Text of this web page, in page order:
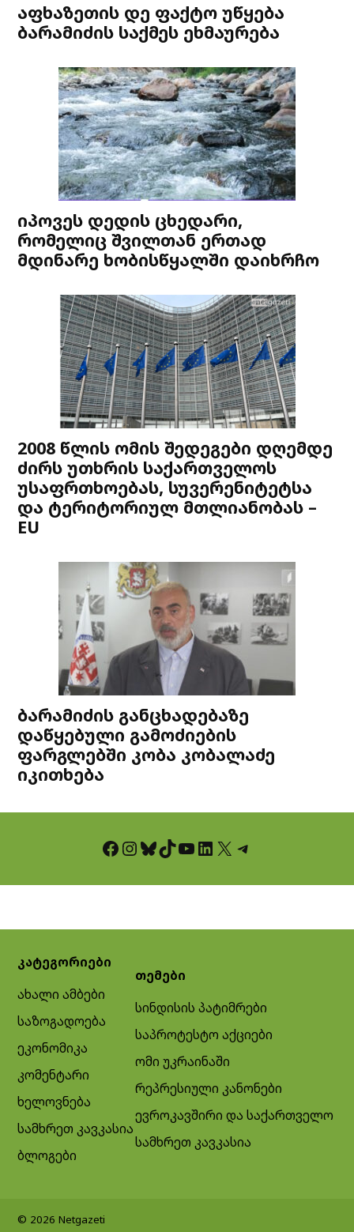
აფხაზეთის დე ფაქტო უწყება
ბარამიძის საქმეს ეხმაურება
იპოვეს დედის ცხედარი,
რომელიც შვილთან ერთად
მდინარე ხობისწყალში დაიხრჩო
2008 წლის ომის შედეგები დღემდე
ძირს უთხრის საქართველოს
უსაფრთხოებას, სუვერენიტეტსა
და ტერიტორიულ მთლიანობას –
EU
ბარამიძის განცხადებაზე
დაწყებული გამოძიების
ფარგლებში კობა კობალაძე
იკითხება
Facebook InstagramBluesky TikTok YouTube LinkedIn X Telegram
კატეგორიები
ახალი ამბები
საზოგადოება
ეკონომიკა
კომენტარი
ხელოვნება
სამხრეთ კავკასია
ბლოგები
თემები
სინდისის პატიმრები
საპროტესტო აქციები
ომი უკრაინაში
რეპრესიული კანონები
ევროკავშირი და საქართველო
სამხრეთ კავკასია
© 2026 Netgazeti